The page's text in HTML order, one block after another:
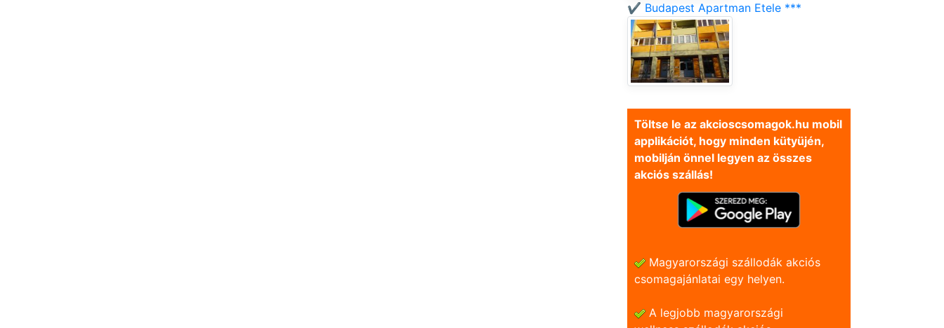
✔️ Budapest Apartman Etele ***
Töltse le az akcioscsomagok.hu mobil
applikációt, hogy minden kütyüjén,
mobilján önnel legyen az összes
akciós szállás!
Magyarországi szállodák akciós
csomagajánlatai egy helyen.
A legjobb magyarországi